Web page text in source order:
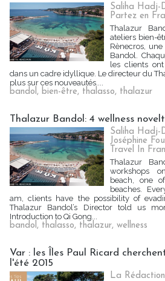
Saliha Hadj-
Partez en
Thalazur
ateliers bien-
Rènecros,
Bandol.
les clients
dans un cadre idyllique. Le directeur du
plus sur ces nouveautés....
bandol, bien-être, thalasso, thalazur
Thalazur Bandol: 4 wellness
Saliha Hadj-
Joséphine
Travel In
Thalazur
workshops
beach, one
beaches.
am, clients have the possibility of
Thalazur Bandol’s Director told us
Introduction to Qi Gong...
bandol, thalasso, thalazur, wellness
Var : les Îles Paul Ricard
l'été 2015
La Rédaction